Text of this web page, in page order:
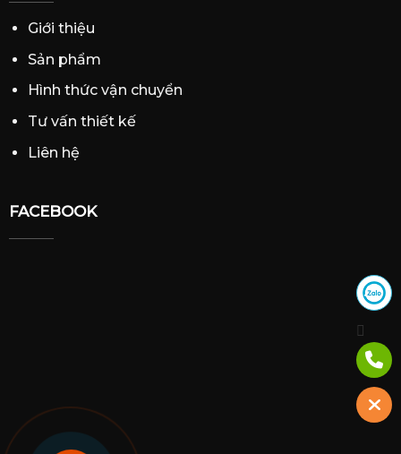
Giới thiệu
Sản phẩm
Hình thức vận chuyển
Tư vấn thiết kế
Liên hệ
FACEBOOK